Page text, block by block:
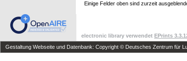
Einige Felder oben sind zurzeit
electronic library verwendet EPrints
Gestaltung Webseite und Datenbank: Copyright © Deutsches Zentrum für